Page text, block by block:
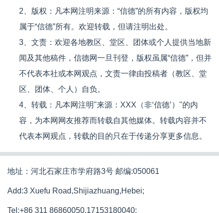
2、版权：凡本网注明来源：“信德”的所有内容，版权均
属于“信德”所有。欢迎转载，但请注明出处。
3、文责：欢迎各地教区、堂区、团体或个人提供当地新
闻及其他稿件，信德网一旦刊登，版权虽属“信德”，但并
不代表本社或本网观点，文责一律由投稿者（教区、堂
区、团体、个人）自负。
4、转载：凡本网注明"来源：XXX（非‘信德’）"的内
容，为本网网友推荐而转载自其他媒体。转载内容并不
代表本网观点，转载的目的只在于传递分享更多信息。
地址：河北石家庄市学府路3号 邮编:050061
Add:3 Xuefu Road,Shijiazhuang,Hebei;
Tel:+86 311 86860050,17153180040;